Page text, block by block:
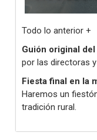
Todo lo anterior +
Guión original
por las directoras
Fiesta final en la
Haremos un
tradición rural.